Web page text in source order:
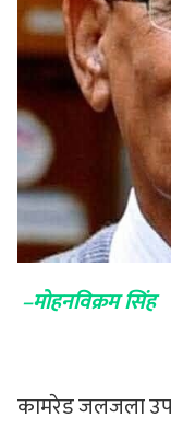
–मोहनविक्रम सिंह
कामरेड जलजला